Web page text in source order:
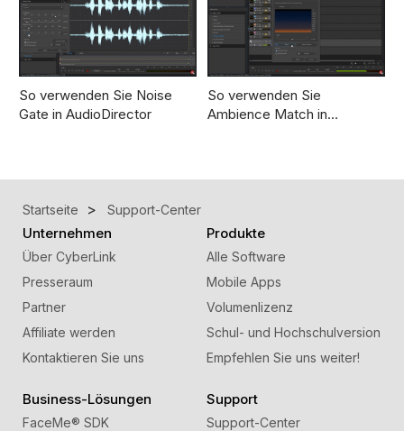
So verwenden Sie Noise
Gate in AudioDirector
So verwenden Sie
Ambience Match in…
Startseite Support-Center
Unternehmen
Über CyberLink
Presseraum
Partner
Affiliate werden
Kontaktieren Sie uns
Produkte
Alle Software
Mobile Apps
Volumenlizenz
Schul- und Hochschulversion
Empfehlen Sie uns weiter!
Business-Lösungen
FaceMe® SDK
Support
Support-Center